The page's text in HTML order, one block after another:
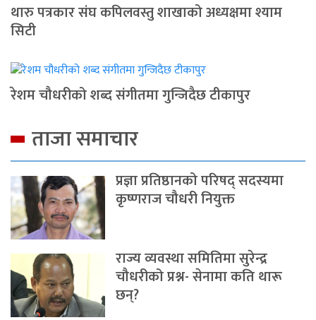
थारु पत्रकार संघ कपिलवस्तु शाखाको अध्यक्षमा श्याम
सिटी
रेशम चौधरीको शब्द संगीतमा गुन्जिदैछ टीकापुर
ताजा समाचार
प्रज्ञा प्रतिष्ठानको परिषद् सदस्यमा
कृष्णराज चौधरी नियुक्त
राज्य व्यवस्था समितिमा सुरेन्द्र
चौधरीको प्रश्न- सेनामा कति थारू
छन्?